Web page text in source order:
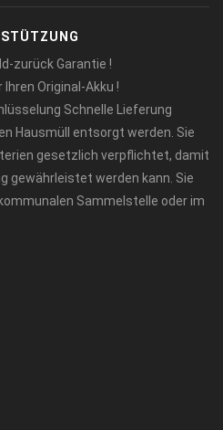
zurück Garantie !
Original-Akku !
Schnelle Lieferung
Hausmüll entsorgt werden. Sie
gesetzlich verpflichtet, damit
gewährleistet werden kann. Sie
Sammelstelle oder im